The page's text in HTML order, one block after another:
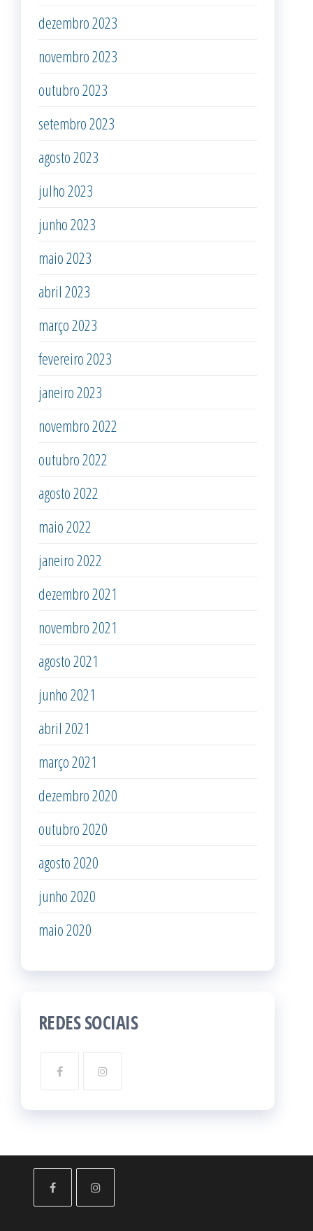
dezembro 2023
novembro 2023
outubro 2023
setembro 2023
agosto 2023
julho 2023
junho 2023
maio 2023
abril 2023
março 2023
fevereiro 2023
janeiro 2023
novembro 2022
outubro 2022
agosto 2022
maio 2022
janeiro 2022
dezembro 2021
novembro 2021
agosto 2021
junho 2021
abril 2021
março 2021
dezembro 2020
outubro 2020
agosto 2020
junho 2020
maio 2020
REDES SOCIAIS